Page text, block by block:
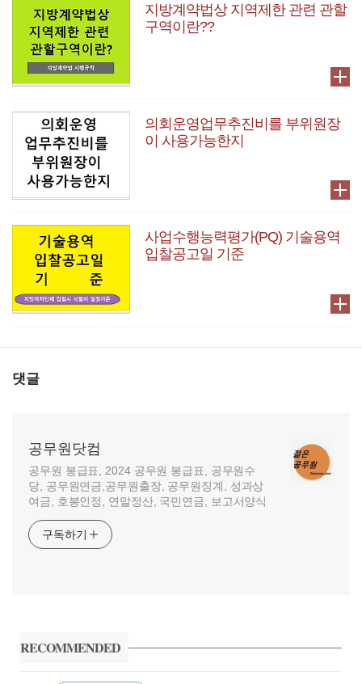
지방계약법상 지역제한 관련 관할
구역이란??
의회운영업무추진비를 부위원장
이 사용가능한지
사업수행능력평가(PQ) 기술용역
입찰공고일 기준
댓글
공무원닷컴
공무원 봉급표, 2024 공무원 봉급표, 공무원수
당, 공무원연금,공무원출장, 공무원징계, 성과상
여금, 호봉인정, 연말정산, 국민연금, 보고서양식
구독하기
RECOMMENDED